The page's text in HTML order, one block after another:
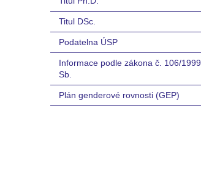
Titul DSc.
Podatelna ÚSP
Informace podle zákona č. 106/1999
Sb.
Plán genderové rovnosti (GEP)